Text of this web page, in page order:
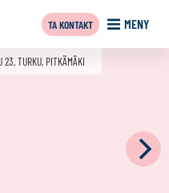
MENY
TA KONTAKT
23, TURKU, PITKÄMÄKI